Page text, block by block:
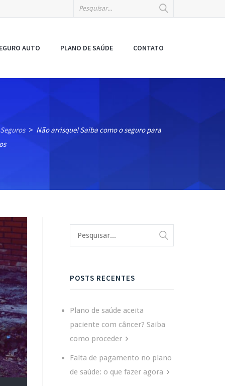
AUTO PLANO DE SAÚDE CONTATO
> Não arrisque! Saiba como o seguro para
POSTS RECENTES
Plano de saúde aceita
paciente com câncer? Saiba
como proceder
Falta de pagamento no plano
de saúde: o que fazer agora